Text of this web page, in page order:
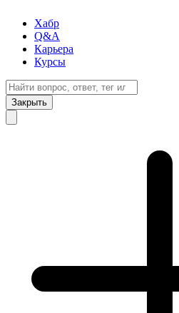
Хабр
Q&A
Карьера
Курсы
Закрыть